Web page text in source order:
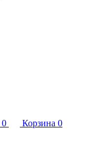
0 Корзина 0